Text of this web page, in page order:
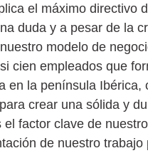
el máximo directivo
duda y a pesar de la
modelo de
cien empleados que
en la península
crear una sólida y
el factor clave de
de nuestro